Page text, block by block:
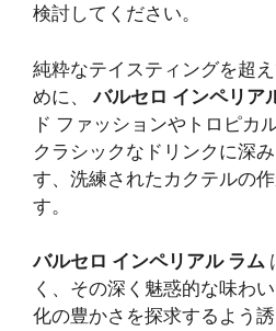
検討してください。
純粋なテイスティングを超
めに、バルセロ インペリア
ド ファッションやトロピカ
クラシックなドリンクに深
す、洗練されたカクテルの
す。
バルセロ インペリアル ラム
く、その深く魅惑的な味わ
化の豊かさを探求するよう